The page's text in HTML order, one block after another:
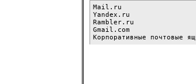
Mail.ru
Yandex.ru
Rambler.ru
Gmail.com
Корпоративные почтовые